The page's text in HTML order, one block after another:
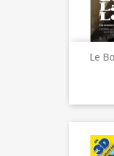
Le